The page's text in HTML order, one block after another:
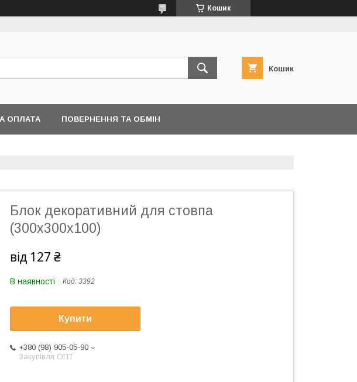
Кошик
Кошик
ОПЛАТА ПОВЕРНЕННЯ ТА ОБМІН
Блок декоративний для стовпа
(300х300х100)
від 127 ₴
В наявності Код: 3392
Купити
+380 (98) 905-05-90
Закупівля ОПТ